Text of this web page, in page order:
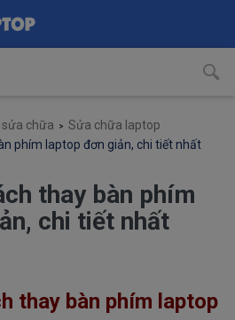
sửa chữa
Sửa chữa laptop
phím laptop đơn giản, chi tiết nhất
thay bàn phím
chi tiết nhất
thay bàn phím laptop